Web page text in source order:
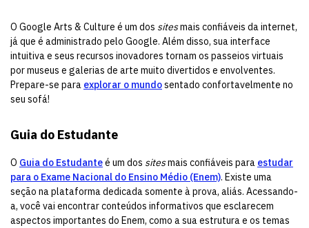
O Google Arts & Culture é um dos sitesmais confiáveis da internet,
já que é administrado pelo Google. Além disso, sua interface
intuitiva e seus recursos inovadores tornam os passeios virtuais
por museus e galerias de arte muito divertidos e envolventes.
Prepare-se para explorar o mundosentado confortavelmente no
seu sofá!
Guia do Estudante
O Guia do Estudanteé um dos sitesmais confiáveis para estudar
para o Exame Nacional do Ensino Médio (Enem). Existe uma
seção na plataforma dedicada somente à prova, aliás. Acessando-
a, você vai encontrar conteúdos informativos que esclarecem
aspectos importantes do Enem, como a sua estrutura e os temas